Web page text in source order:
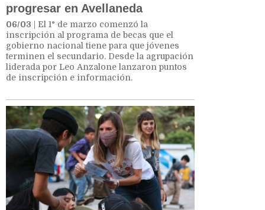
progresar en Avellaneda
06/03 | El 1° de marzo comenzó la
inscripción al programa de becas que el
gobierno nacional tiene para que jóvenes
terminen el secundario. Desde la agrupación
liderada por Leo Anzalone lanzaron puntos
de inscripción e información.